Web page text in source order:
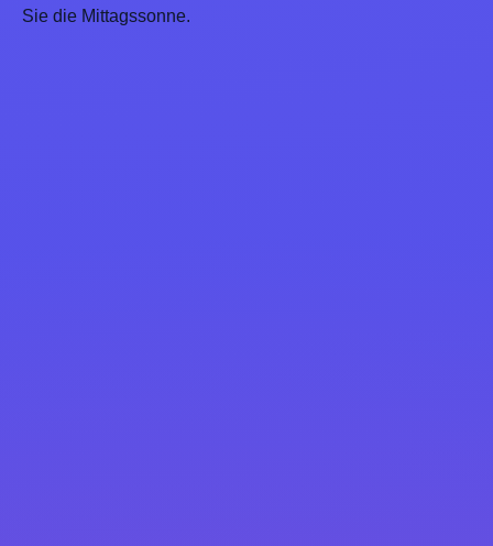
Sie die Mittagssonne.